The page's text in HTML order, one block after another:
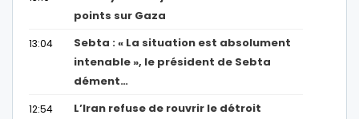
points sur Gaza
13:04
Sebta : « La situation est absolument
intenable », le président de Sebta
dément…
12:54
L’Iran refuse de rouvrir le détroit